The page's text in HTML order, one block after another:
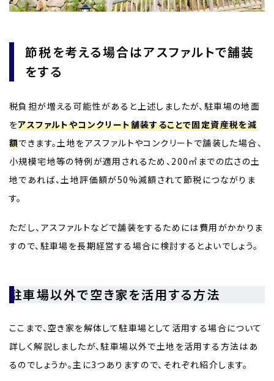
節税を考える場合はアスファルトで舗装
をする
税負担が増える可能性があると上述しましたが、駐車場の地面
をアスファルトやコンクリート舗装することで固定資産税を減
額できます。土地をアスファルトやコンクリートで舗装した場合、
小規模宅地等の特例が適用されるため、200㎡までの広さの土
地であれば、土地評価額が50%減額されて節税につながりま
す。
ただし、アスファルトなどで舗装をするためには費用がかかりま
すので、駐車場を長期経営する場合に検討するとよいでしょう。
駐車場以外で空き家を活用する方法
ここまで、空き家を解体して駐車場として活用する場合について
詳しく解説しましたが、駐車場以外で土地を活用する方法はあ
るのでしょうか。主に3つありますので、それぞれ紹介します。